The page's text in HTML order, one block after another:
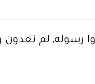
رسوله, لم